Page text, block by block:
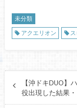
未分類
アクエリオン
【沖ドキDUO】
役出現した結果・